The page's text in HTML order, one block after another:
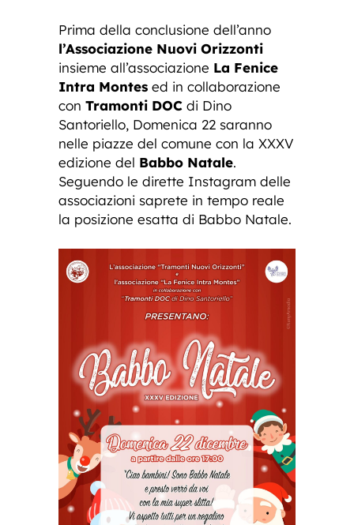
Prima della conclusione dell’anno
l’Associazione Nuovi Orizzonti
insieme all’associazione La Fenice
Intra Montes ed in collaborazione
con Tramonti DOC di Dino
Santoriello, Domenica 22 saranno
nelle piazze del comune con la XXXV
edizione del Babbo Natale.
Seguendo le dirette Instagram delle
associazioni saprete in tempo reale
la posizione esatta di Babbo Natale.